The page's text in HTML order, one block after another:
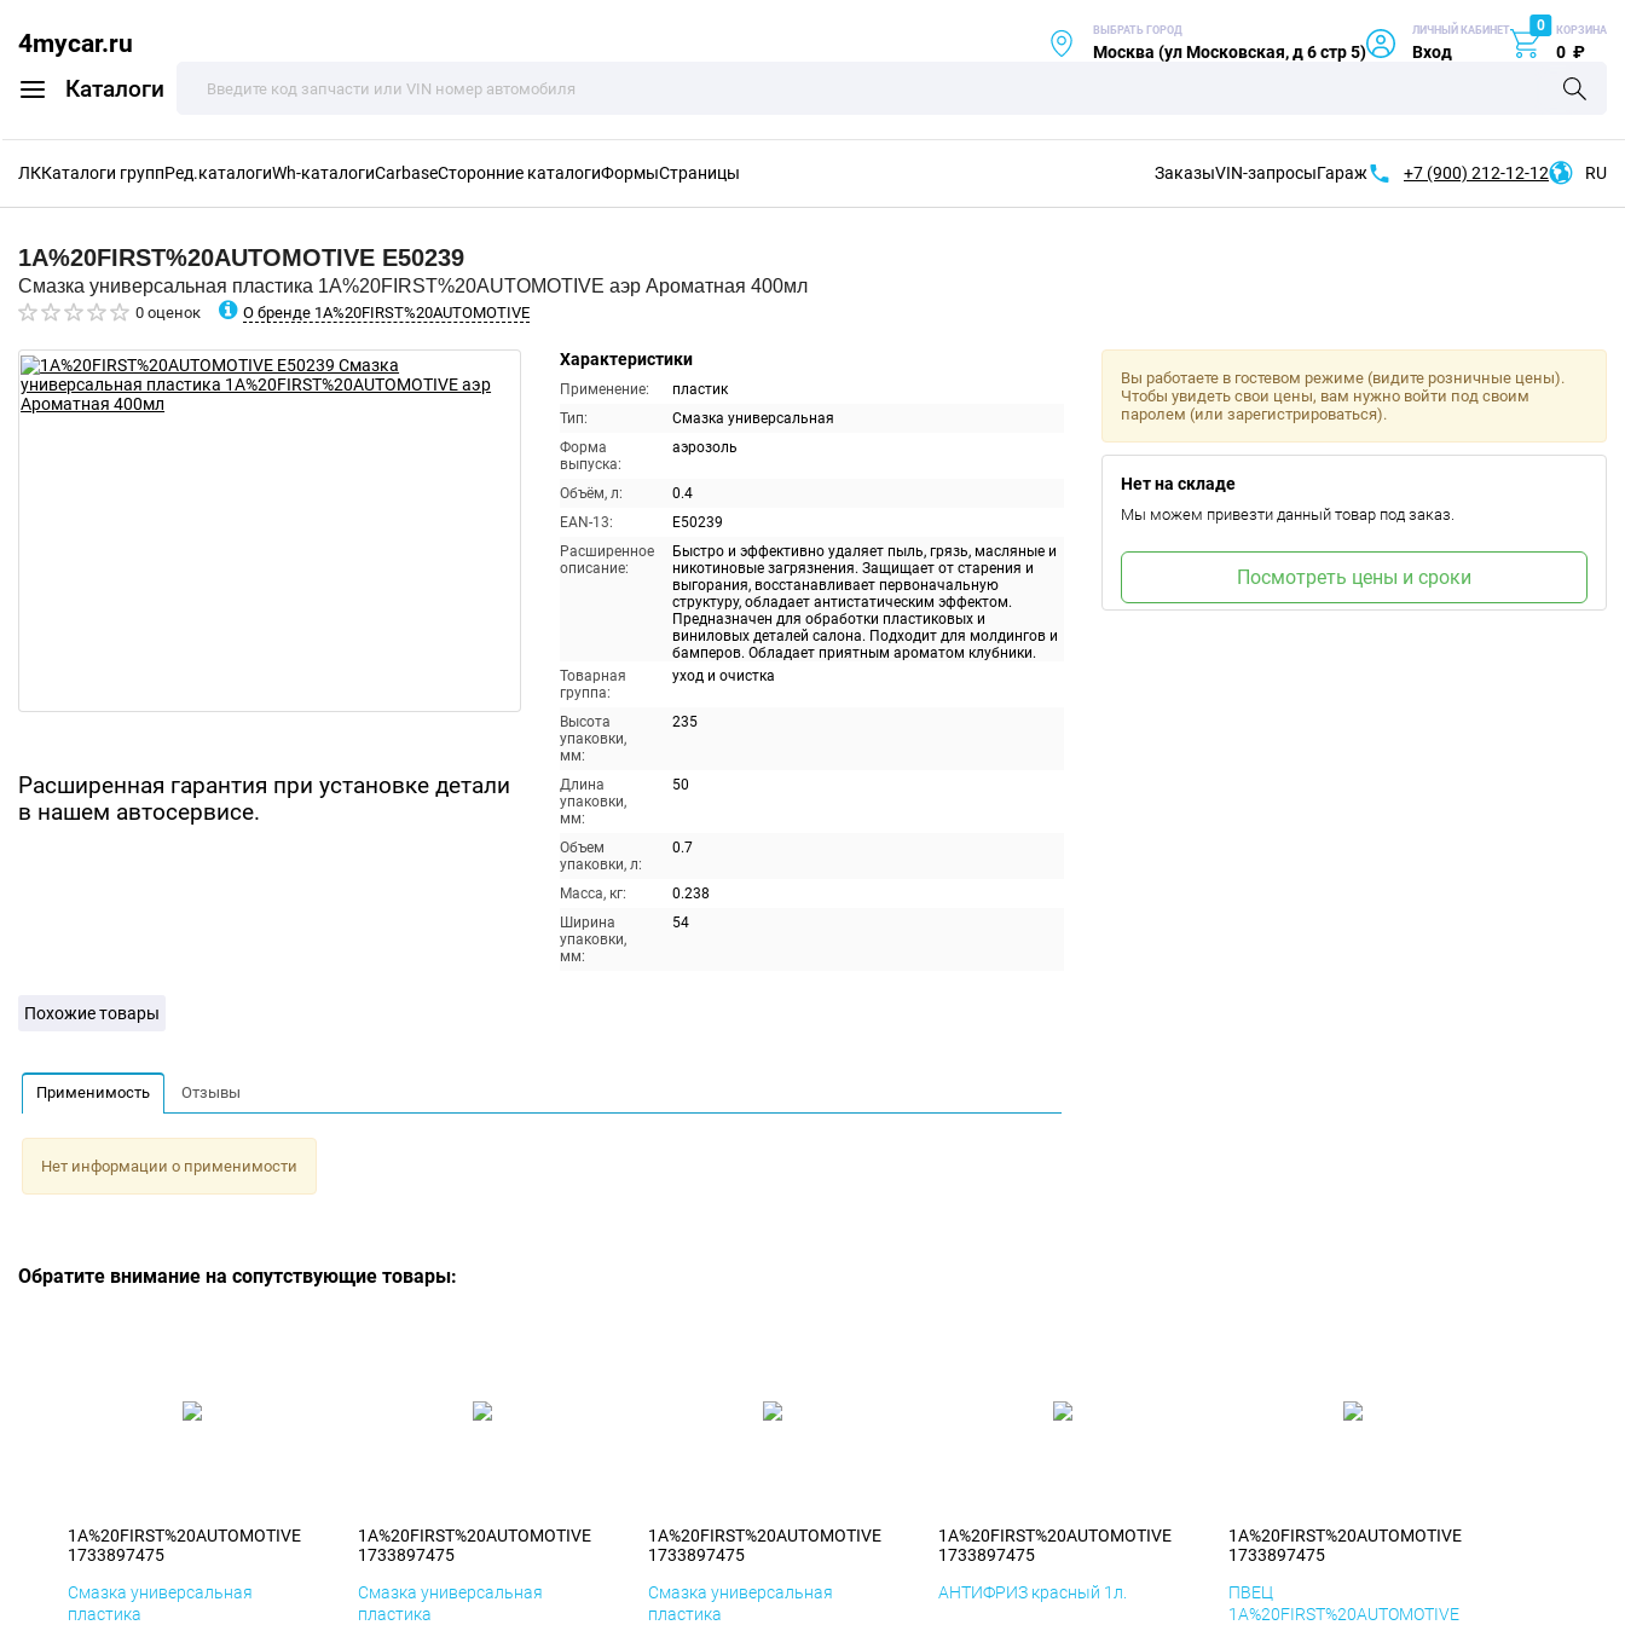
4mycar.ru
Каталоги
ВЫБРАТЬ ГОРОД
Москва (ул Московская, д 6 стр 5)
ЛИЧНЫЙ КАБИНЕТ
Вход
0 КОРЗИНА
0 ₽
ЛККаталоги группРед.каталогиWh-каталогиCarbaseСторонние каталогиФормыСтраницы ЗаказыVIN-запросыГараж +7 (900) 212-12-12 RU
1A%20FIRST%20AUTOMOTIVE E50239
Смазка универсальная пластика 1A%20FIRST%20AUTOMOTIVE аэр Ароматная 400мл
0 оценок О бренде 1A%20FIRST%20AUTOMOTIVE
Расширенная гарантия при установке детали
в нашем автосервисе.
Характеристики
Применение:
пластик
Тип:
Смазка универсальная
Форма
выпуска:
аэрозоль
Объём, л:
0.4
EAN-13:
E50239
Расширенное
описание:
Быстро и эффективно удаляет пыль, грязь, масляные и
никотиновые загрязнения. Защищает от старения и
выгорания, восстанавливает первоначальную
структуру, обладает антистатическим эффектом.
Предназначен для обработки пластиковых и
виниловых деталей салона. Подходит для молдингов и
бамперов. Обладает приятным ароматом клубники.
Товарная
группа:
уход и очистка
Высота
упаковки,
мм:
235
Длина
упаковки,
мм:
50
Объем
упаковки, л:
0.7
Масса, кг:
0.238
Ширина
упаковки,
мм:
54
Вы работаете в гостевом режиме (видите розничные цены).
Чтобы увидеть свои цены, вам нужно войти под своим
паролем (или зарегистрироваться).
Нет на складе
Мы можем привезти данный товар под заказ.
Посмотреть цены и сроки
Похожие товары
Применимость Отзывы
Нет информации о применимости
Обратите внимание на сопутствующие товары:
1A%20FIRST%20AUTOMOTIVE
1733897475
Смазка универсальная
пластика
1A%20FIRST%20AUTOMOTIVE
1733897475
Смазка универсальная
пластика
1A%20FIRST%20AUTOMOTIVE
1733897475
Смазка универсальная
пластика
1A%20FIRST%20AUTOMOTIVE
1733897475
АНТИФРИЗ красный 1л.
1A%20FIRST%20AUTOMOTIVE
1733897475
ПВЕЦ
1A%20FIRST%20AUTOMOTIVE